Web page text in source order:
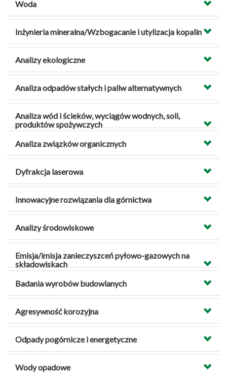
Woda
Inżynieria mineralna/Wzbogacanie i utylizacja kopalin
Analizy ekologiczne
Analiza odpadów stałych i paliw alternatywnych
Analiza wód i ścieków, wyciągów wodnych, soli,
produktów spożywczych
Analiza związków organicznych
Dyfrakcja laserowa
Innowacyjne rozwiązania dla górnictwa
Analizy środowiskowe
Emisja/imisja zanieczyszceń pyłowo-gazowych na
składowiskach
Badania wyrobów budowlanych
Agresywność korozyjna
Odpady pogórnicze i energetyczne
Wody opadowe